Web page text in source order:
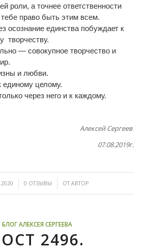
роли, а точнее ответственности
право быть этим всем.
осознание единства побуждает к
творчеству.
— совокупное творчество и
и любви.
единому целому.
через него и к каждому.
Алексей Сергеев
07.08.2019г.
0 ОТЗЫВЫ
/ ОТАВТОР
БЛОГ АЛЕКСЕЯ СЕРГЕЕВА
2496.